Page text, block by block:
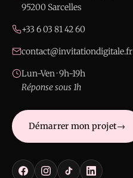
95200 Sarcelles
+33 6 03 81 42 60
contact@invitationdigitale.fr
Lun-Ven · 9h-19h
Réponse sous 1h
Démarrer mon projet